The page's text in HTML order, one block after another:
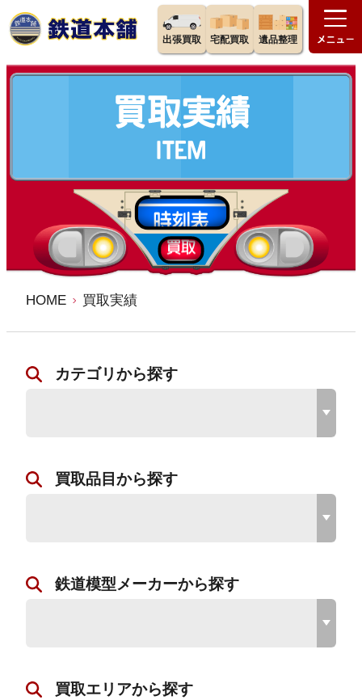
出張買取 宅配買取 遺品整理
HOME 買取実績
カテゴリから探す
買取品目から探す
鉄道模型メーカーから探す
買取エリアから探す